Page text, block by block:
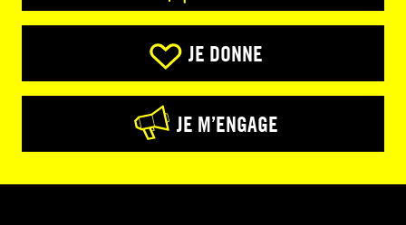
JE DONNE
JE M’ENGAGE